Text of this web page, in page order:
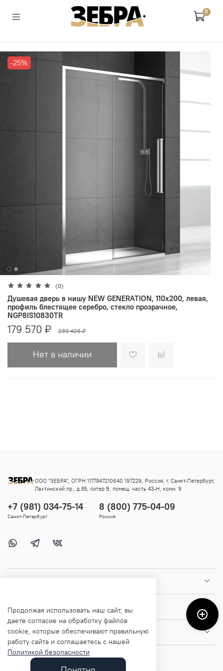
0
-25%
(0)
Душевая дверь в нишу NEW GENERATION, 110x200, левая,
профиль блестящее серебро, стекло прозрачное,
NGP8IS10830TR
179 570 ₽ 239 426 ₽
Нет в наличии
Помощь и информация
О магазине
+7 (981) 034-75-14
Санкт-Петербург
8 (800) 775-04-09
Россия
ООО "ЗЕБРА", ОГРН 1177847210640 197229, Россия, г. Санкт-Петербург,
Лахтинский пр., д.85, литер В, помещ. часть 43-Н, комн. 9
Продолжая использовать наш сайт, вы
даете согласие на обработку файлов
cookie, которые обеспечивают правильную
работу сайта и соглашаетесь с нашей
Политикой безопасности